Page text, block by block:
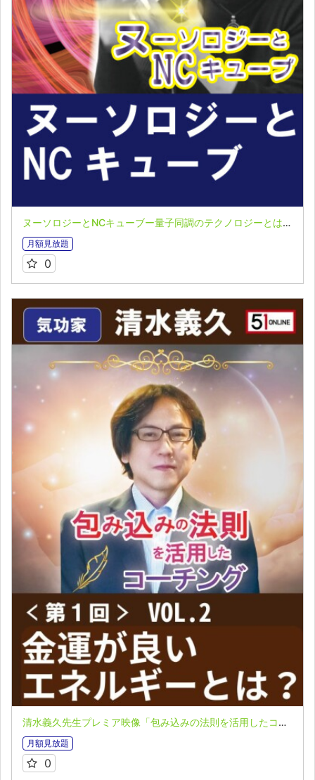
ヌーソロジーとNCキューブー量子同調のテクノロジーとは？ー 半田広宣氏ＬＩＶＥ配信セミナー収録映像
月額見放題
0
清水義久先生プレミア映像「包み込みの法則を活用したコーチング」第１回 VOL.２：金運が良いエネルギーとは？
月額見放題
0